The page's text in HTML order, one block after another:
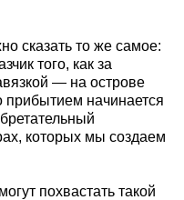
сказать то же самое:
того, как за
— на острове
прибытием начинается
которых мы создаем
похвастать такой